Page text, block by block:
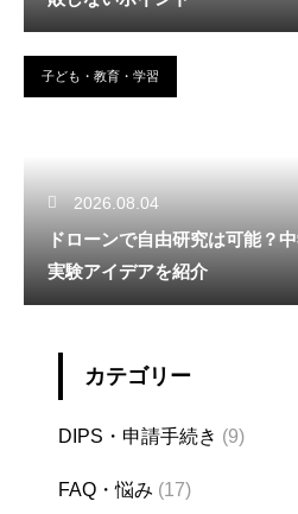
子ども・教育・学習
2026.08.04
ドローンで自由研究は可能？
実験アイデアを紹介
カテゴリー
DIPS・申請手続き (9)
FAQ・悩み (17)